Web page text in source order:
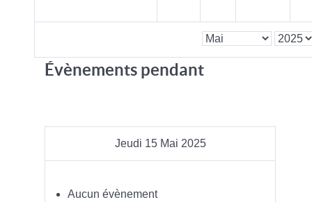
Évènements pendant
Jeudi 15 Mai 2025
Aucun évènement